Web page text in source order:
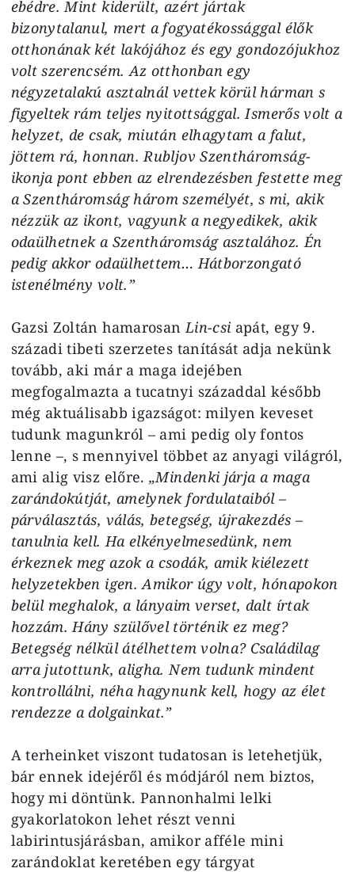
ebédre. Mint kiderült, azért jártak
bizonytalanul, mert a fogyatékossággal élők
otthonának két lakójához és egy gondozójukhoz
volt szerencsém. Az otthonban egy
négyzetalakú asztalnál vettek körül hárman s
figyeltek rám teljes nyitottsággal. Ismerős volt a
helyzet, de csak, miután elhagytam a falut,
jöttem rá, honnan. Rubljov Szentháromság-
ikonja pont ebben az elrendezésben festette meg
a Szentháromság három személyét, s mi, akik
nézzük az ikont, vagyunk a negyedikek, akik
odaülhetnek a Szentháromság asztalához. Én
pedig akkor odaülhettem… Hátborzongató
istenélmény volt.”
Gazsi Zoltán hamarosan Lin-csi apát, egy 9.
századi tibeti szerzetes tanítását adja nekünk
tovább, aki már a maga idejében
megfogalmazta a tucatnyi századdal később
még aktuálisabb igazságot: milyen keveset
tudunk magunkról – ami pedig oly fontos
lenne –, s mennyivel többet az anyagi világról,
ami alig visz előre.„Mindenki járja a maga
zarándokútját, amelynek fordulataiból –
párválasztás, válás, betegség, újrakezdés –
tanulnia kell. Ha elkényelmesedünk, nem
érkeznek meg azok a csodák, amik kiélezett
helyzetekben igen. Amikor úgy volt, hónapokon
belül meghalok, a lányaim verset, dalt írtak
hozzám. Hány szülővel történik ez meg?
Betegség nélkül átélhettem volna? Családilag
arra jutottunk, aligha. Nem tudunk mindent
kontrollálni, néha hagynunk kell, hogy az élet
rendezze a dolgainkat.”
A terheinket viszont tudatosan is letehetjük,
bár ennek idejéről és módjáról nem biztos,
hogy mi döntünk. Pannonhalmi lelki
gyakorlatokon lehet részt venni
labirintusjárásban, amikor afféle mini
zarándoklat keretében egy tárgyat